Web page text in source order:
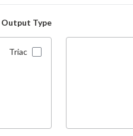
Output Type
Triac